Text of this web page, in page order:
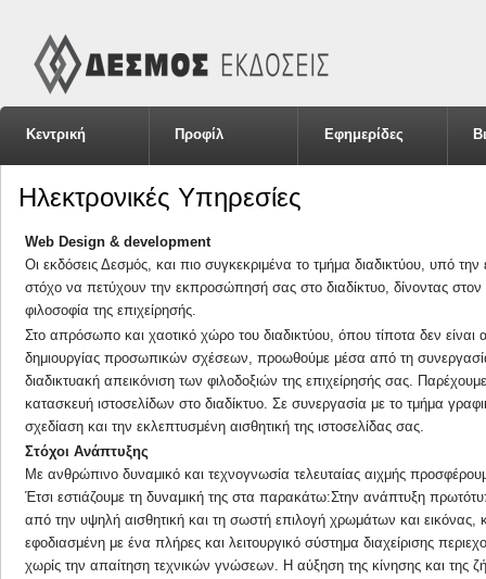
Κεντρική Προφίλ Εφημερίδες
Ηλεκτρονικές Υπηρεσίες
Web Design & development
Οι εκδόσεις Δεσμός, και πιο συγκεκριμένα το τμήμα διαδικτύου, υπό
στόχο να πετύχουν την εκπροσώπησή σας στο διαδίκτυο, δίνοντας
φιλοσοφία της επιχείρησής.
Στο απρόσωπο και χαοτικό χώρο του διαδικτύου, όπου τίποτα δεν είναι
δημιουργίας προσωπικών σχέσεων, προωθούμε μέσα από τη συνεργασία
διαδικτυακή απεικόνιση των φιλοδοξιών της επιχείρησής σας.
κατασκευή ιστοσελίδων στο διαδίκτυο. Σε συνεργασία με το τμήμα
σχεδίαση και την εκλεπτυσμένη αισθητική της ιστοσελίδας σας.
Στόχοι Ανάπτυξης
Με ανθρώπινο δυναμικό και τεχνογνωσία τελευταίας αιχμής
Έτσι εστιάζουμε τη δυναμική της στα παρακάτω:Στην ανάπτυξη
από την υψηλή αισθητική και τη σωστή επιλογή χρωμάτων και εικόνας,
εφοδιασμένη με ένα πλήρες και λειτουργικό σύστημα διαχείρισης
χωρίς την απαίτηση τεχνικών γνώσεων. Η αύξηση της κίνησης και της